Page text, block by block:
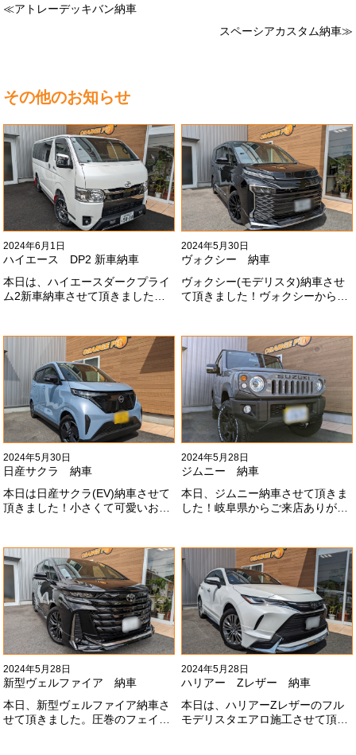
≪アトレーデッキバン納車
スペーシアカスタム納車≫
その他のお知らせ
2024年6月1日
ハイエース DP2 新車納車
本日は、ハイエースダークプライ
ム2新車納車させて頂きました！
ました#x1f60a;
2024年5月30日
ヴォクシー 納車
ヴォクシー(モデリスタ)納車させ
て頂きました！ヴォクシーからヴ
利用頂きありがとうございます
#x1f60a;
2024年5月30日
日産サクラ 納車
本日は日産サクラ(EV)納車させて
頂きました！小さくて可愛いお車
#x1f60a;#x1f60a;M様ありがとう
ございました#x1f60a;
2024年5月28日
ジムニー 納車
本日、ジムニー納車させて頂きま
した！岐阜県からご来店ありがと
ープンカントリー、ホイールと、
可愛い仕様になりました！これか
らもよろしくお願いします
#x1f647;#x200d;#x2640;#xfe0f;
2024年5月28日
新型ヴェルファイア 納車
本日、新型ヴェルファイア納車さ
せて頂きました。圧巻のフェイス
2024年5月28日
ハリアー Zレザー 納車
本日は、ハリアーZレザーのフル
モデリスタエアロ施工させて頂き